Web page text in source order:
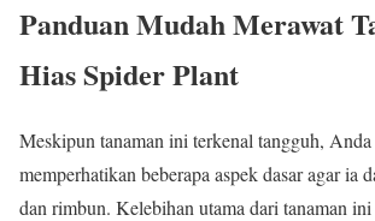
Panduan Mudah Merawat
Hias Spider Plant
Meskipun tanaman ini terkenal tangguh, Anda
memperhatikan beberapa aspek dasar agar ia
dan rimbun. Kelebihan utama dari tanaman